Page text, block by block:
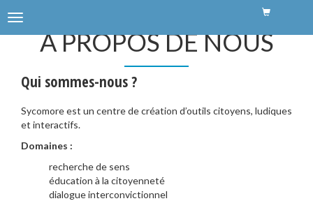
Menu
de
navigationA PROPOS DE NOUS
Qui sommes-nous ?
Sycomore est un centre de création d’outils citoyens, ludiques
et interactifs.
Domaines :
recherche de sens
éducation à la citoyenneté
dialogue interconvictionnel